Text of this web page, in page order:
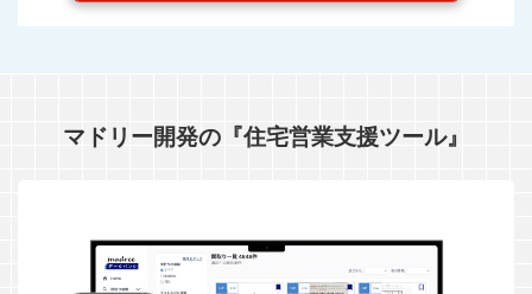
マドリー開発の『住宅営業支援ツール』